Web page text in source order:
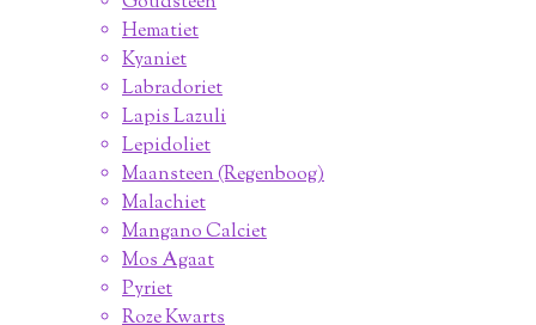
Hematiet
Kyaniet
Labradoriet
Lapis Lazuli
Lepidoliet
Maansteen (Regenboog)
Malachiet
Mangano Calciet
Mos Agaat
Pyriet
Roze Kwarts